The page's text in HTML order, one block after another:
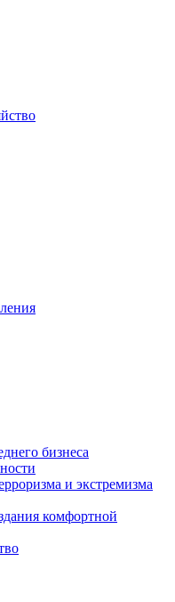
бизнеса
и экстремизма
комфортной